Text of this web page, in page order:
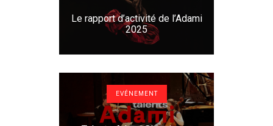
Le rapport d’activité de l’Adami
2025
EVÉNEMENT